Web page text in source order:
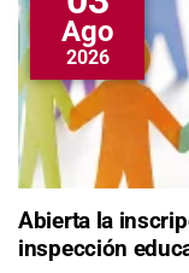
Ago
2026
Abierta la
inspección